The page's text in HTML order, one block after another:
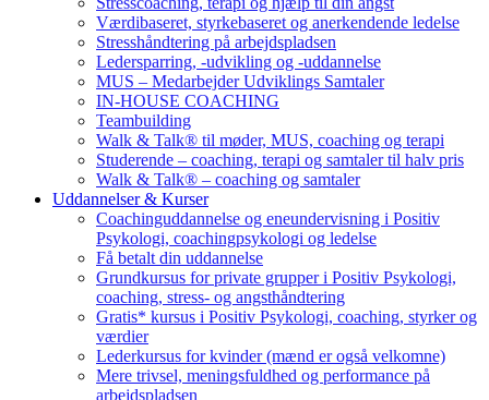
Værdibaseret, styrkebaseret og anerkendende ledelse
Stresshåndtering på arbejdspladsen
Ledersparring, -udvikling og -uddannelse
MUS – Medarbejder Udviklings Samtaler
IN-HOUSE COACHING
Teambuilding
Walk & Talk® til møder, MUS, coaching og terapi
Studerende – coaching, terapi og samtaler til halv pris
Walk & Talk® – coaching og samtaler
Uddannelser & Kurser
Coachinguddannelse og eneundervisning i Positiv
Psykologi, coachingpsykologi og ledelse
Få betalt din uddannelse
Grundkursus for private grupper i Positiv Psykologi,
coaching, stress- og angsthåndtering
Gratis* kursus i Positiv Psykologi, coaching, styrker og
værdier
Lederkursus for kvinder (mænd er også velkomne)
Mere trivsel, meningsfuldhed og performance på
arbejdspladsen